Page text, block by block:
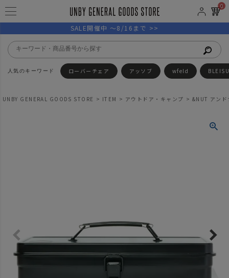
0
SALE開催中 ～8/16まで >>
ローバーチェア アッソブ wfeld
UNBY GENERAL GOODS STORE ITEM アウトドア・キャンプ &NUT アン